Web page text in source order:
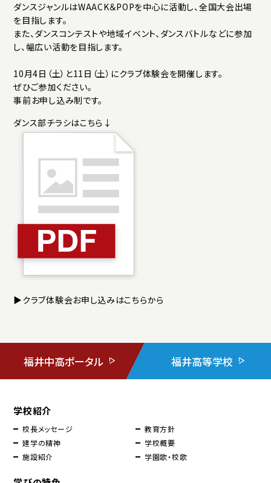
資料請求
ダンスジャンルはWAACK＆POPを中心に活動し、全国大会出場
を目指します。
また、ダンスコンテストや地域イベント、ダンスバトルなどに参加
し、幅広い活動を目指します。
10月4日（土）と11日（土）にクラブ体験会を開催します。
ぜひご参加ください。
事前お申し込み制です。
ダンス部チラシはこちら↓
▶クラブ体験会お申し込みはこちらから
福井中高ポータル 福井高等学校
学校紹介
校長メッセージ
教育方針
建学の精神
学校概要
施設紹介
学園歌・校歌